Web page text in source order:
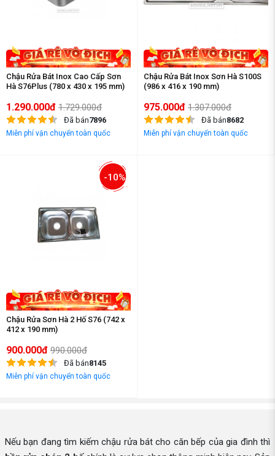
Chậu Rửa Bát Inox Cao Cấp Sơn
Hà S76Plus (780 x 430 x 195 mm)
1.290.000đ 1.729.000đ
Đã bán7896
Miễn phí vận chuyển toàn quốc
Chậu Rửa Bát Inox Sơn Hà S100S
(986 x 416 x 190 mm)
975.000đ 1.307.000đ
Đã bán8682
Miễn phí vận chuyển toàn quốc
-10%
Chậu Rửa Sơn Hà 2 Hố S76 (742 x
412 x 190 mm)
900.000đ 990.000đ
Đã bán8145
Miễn phí vận chuyển toàn quốc
Nếu bạn đang tìm kiếm chậu rửa bát cho căn bếp của gia đình thì